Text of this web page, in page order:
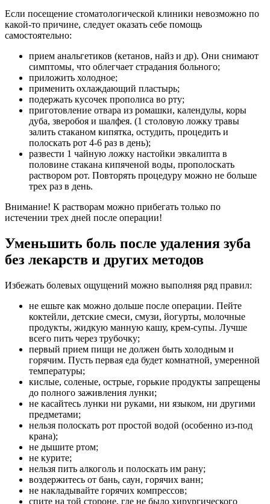
Если посещение стоматологической клиники невозможно по
какой-то причине, следует оказать себе помощь
самостоятельно:
прием анальгетиков (кетанов, найз и др). Они снимают
симптомы, что облегчает страдания больного;
приложить холодное;
применить охлаждающий пластырь;
подержать кусочек прополиса во рту;
приготовление отвара из ромашки, календулы, коры
дуба, зверобоя и шалфея. (1 столовую ложку травы
залить стаканом кипятка, остудить, процедить и
полоскать рот 4-6 раз в день);
развести 1 чайную ложку настойки эвкалипта в
половине стакана кипяченой воды, прополоскать
раствором рот. Повторять процедуру можно не больше
трех раз в день.
Внимание! К растворам можно прибегать только по
истечении трех дней после операции!
Уменьшить боль после удаления зуба
без лекарств и других методов
Избежать болевых ощущений можно выполняя ряд правил:
не ешьте как можно дольше после операции. Пейте
коктейли, детские смеси, смузи, йогурты, молочные
продукты, жидкую манную кашу, крем-супы. Лучше
всего пить через трубочку;
первый прием пищи не должен быть холодным и
горячим. Пусть первая еда будет комнатной, умеренной
температуры;
кислые, соленые, острые, горькие продукты запрещены
до полного заживления лунки;
не касайтесь лунки ни руками, ни языком, ни другими
предметами;
нельзя полоскать рот простой водой (особенно из-под
крана);
не дышите ртом;
не курите;
нельзя пить алкоголь и полоскать им рану;
воздержитесь от бань, саун, горячих ванн;
не накладывайте горячих компрессов;
спите на той стороне, где не было хирургического